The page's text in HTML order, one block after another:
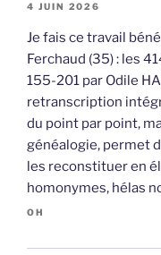
4 JUIN 2026
Je fais ce travail
Ferchaud (35) : les
155-201 par Odile
retranscription
du point par point,
généalogie, permet
les reconstituer en
homonymes, hélas
OH